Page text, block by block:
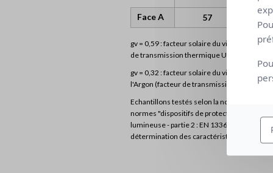
Face A
57
gv = 0,59 : facteur solaire du vitrage de
de transmission thermique U = 1,2 W/m² K).
gv = 0,32 : facteur solaire du vitrage de
l'Argon (facteur de transmission thermique
Echantillons testés selon la norme EN
normes "dispositifs de protection solaire
lumineuse - partie 2 : EN 13363-2 méthode
détermination des caractéristiques